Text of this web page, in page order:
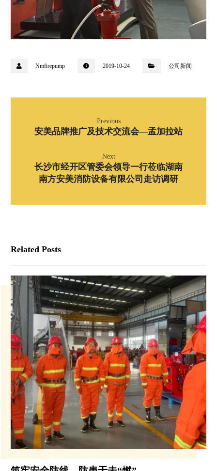
Nmfirepump 2019-10-24 公司新闻
Previous
安美品牌推广及技术交流会—孟加拉站
Next
长沙市经开区管委会领导一行莅临湖南
南方安美消防设备有限公司走访调研
Related Posts